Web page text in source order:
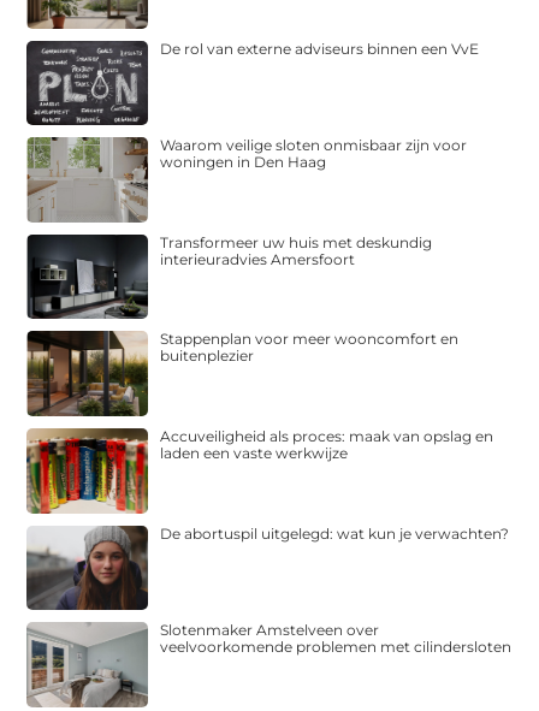
De rol van externe adviseurs binnen een VvE
Waarom veilige sloten onmisbaar zijn voor
woningen in Den Haag
Transformeer uw huis met deskundig
interieuradvies Amersfoort
Stappenplan voor meer wooncomfort en
buitenplezier
Accuveiligheid als proces: maak van opslag en
laden een vaste werkwijze
De abortuspil uitgelegd: wat kun je verwachten?
Slotenmaker Amstelveen over
veelvoorkomende problemen met cilindersloten